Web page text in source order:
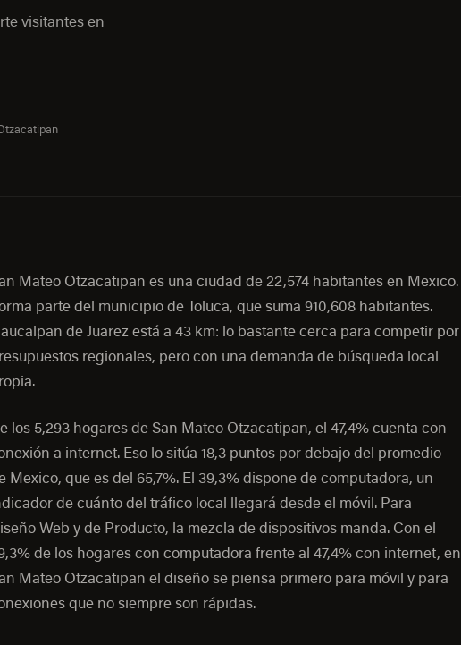
visitantes en
Mateo Otzacatipan es una ciudad de 22,574 habitantes en Mexico.
parte del municipio de Toluca, que suma 910,608 habitantes.
de Juarez está a 43 km: lo bastante cerca para competir por
regionales, pero con una demanda de búsqueda local
los 5,293 hogares de San Mateo Otzacatipan, el 47,4% cuenta con
a internet. Eso lo sitúa 18,3 puntos por debajo del promedio
Mexico, que es del 65,7%. El 39,3% dispone de computadora, un
de cuánto del tráfico local llegará desde el móvil. Para
Web y de Producto, la mezcla de dispositivos manda. Con el
de los hogares con computadora frente al 47,4% con internet, en
Mateo Otzacatipan el diseño se piensa primero para móvil y para
que no siempre son rápidas.